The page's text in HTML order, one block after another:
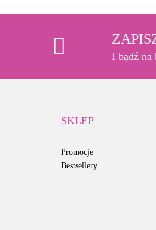
I bądź na
SKLEP
Promocje
Bestsellery